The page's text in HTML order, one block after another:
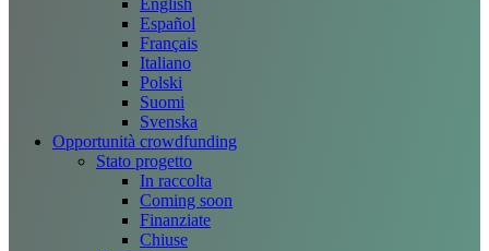
English
Español
Français
Italiano
Polski
Suomi
Svenska
Opportunità crowdfunding
Stato progetto
In raccolta
Coming soon
Finanziate
Chiuse